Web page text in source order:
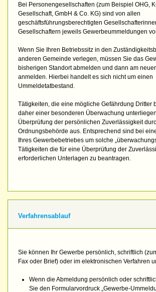
Bei Personengesellschaften (zum Beispiel OHG,
Gesellschaft, GmbH & Co. KG) sind von allen
geschäftsführungsberechtigten
Gesellschaftern jeweils Gewerbeummeldungen
Wenn Sie Ihren Betriebssitz in den
anderen Gemeinde verlegen, müssen Sie das
bisherigen Standort abmelden und dann am
anmelden. Hierbei handelt es sich nicht um einen
Ummeldetatbestand.
Tätigkeiten, die eine mögliche Gefährdung Dritter
daher einer besonderen Überwachung
Überprüfung der persönlichen Zuverlässigkeit
Ordnungsbehörde aus. Entsprechend sind bei
Ihres Gewerbebetriebes um solche
Tätigkeiten die für eine Überprüfung der
erforderlichen Unterlagen zu beantragen.
Verfahrensablauf
Sie können Ihr Gewerbe persönlich, schriftlich
Fax oder Brief) oder im elektronischen Verfahren
Wenn die Abmeldung persönlich oder
Sie den Formularvordruck „Gewerbe-